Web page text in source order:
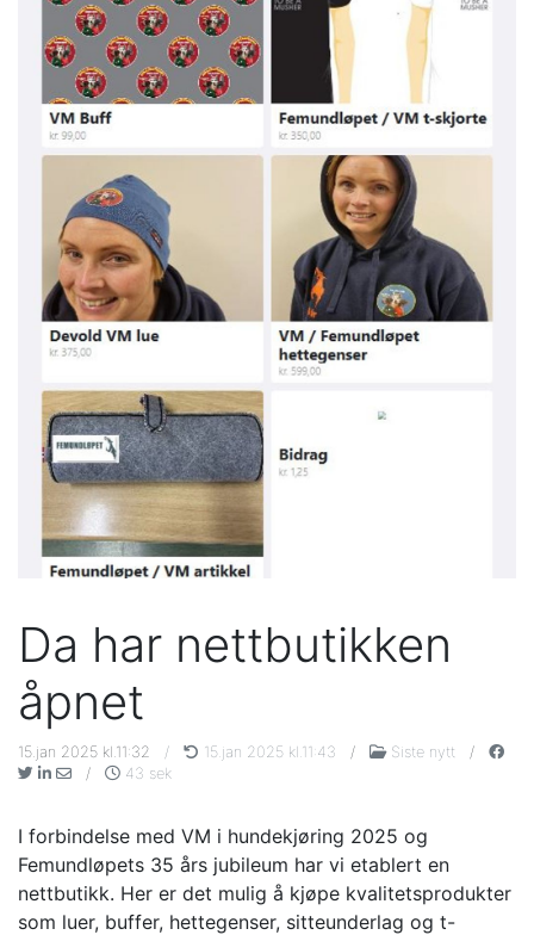
Da har nettbutikken
åpnet
15.jan 2025 kl.11:32 / 15.jan 2025 kl.11:43 / Siste nytt
/
/
43 sek
I forbindelse med VM i hundekjøring 2025 og
Femundløpets 35 års jubileum har vi etablert en
nettbutikk. Her er det mulig å kjøpe kvalitetsprodukter
som luer, buffer, hettegenser, sitteunderlag og t-